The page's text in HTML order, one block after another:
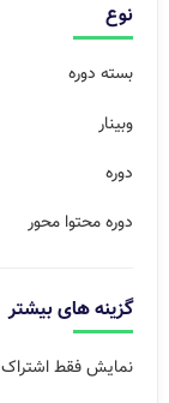
نوع
بسته دوره
وبینار
دوره
دوره محتوا محور
گزینه های بیشتر
نمایش فقط اشتراک